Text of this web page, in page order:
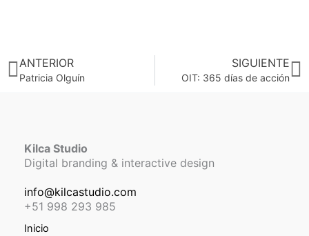
Prev
ANTERIOR
Patricia Olguín
SIGUIENTE
OIT: 365 días de acción
Kilca Studio
Digital branding & interactive design
info@kilcastudio.com
+51 998 293 985
Inicio